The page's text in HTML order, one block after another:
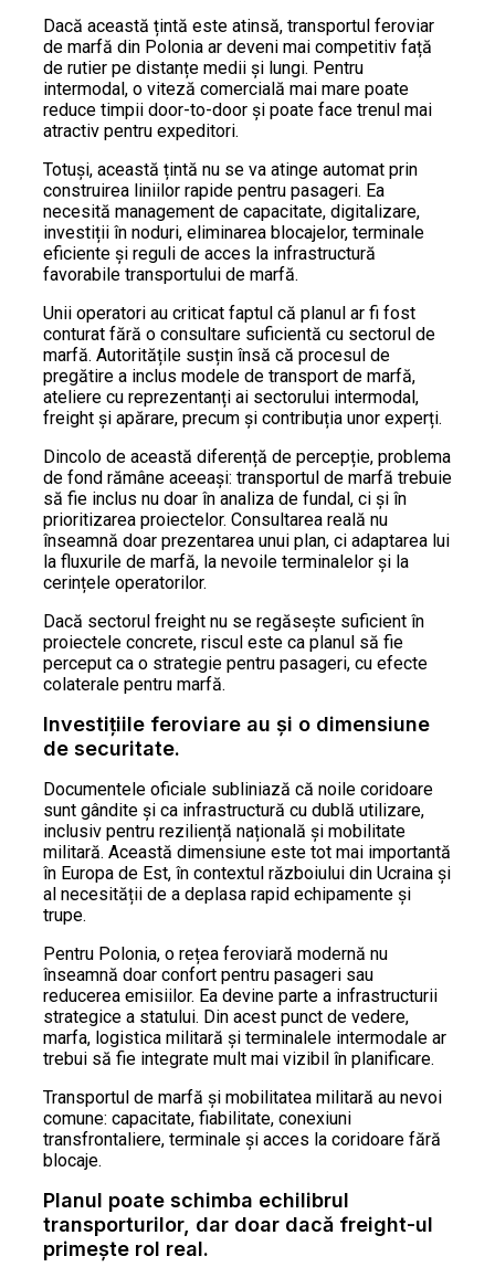
Dacă această țintă este atinsă, transportul feroviar
de marfă din Polonia ar deveni mai competitiv față
de rutier pe distanțe medii și lungi. Pentru
intermodal, o viteză comercială mai mare poate
reduce timpii door-to-door și poate face trenul mai
atractiv pentru expeditori.
Totuși, această țintă nu se va atinge automat prin
construirea liniilor rapide pentru pasageri. Ea
necesită management de capacitate, digitalizare,
investiții în noduri, eliminarea blocajelor, terminale
eficiente și reguli de acces la infrastructură
favorabile transportului de marfă.
Unii operatori au criticat faptul că planul ar fi fost
conturat fără o consultare suficientă cu sectorul de
marfă. Autoritățile susțin însă că procesul de
pregătire a inclus modele de transport de marfă,
ateliere cu reprezentanți ai sectorului intermodal,
freight și apărare, precum și contribuția unor experți.
Dincolo de această diferență de percepție, problema
de fond rămâne aceeași: transportul de marfă trebuie
să fie inclus nu doar în analiza de fundal, ci și în
prioritizarea proiectelor. Consultarea reală nu
înseamnă doar prezentarea unui plan, ci adaptarea lui
la fluxurile de marfă, la nevoile terminalelor și la
cerințele operatorilor.
Dacă sectorul freight nu se regăsește suficient în
proiectele concrete, riscul este ca planul să fie
perceput ca o strategie pentru pasageri, cu efecte
colaterale pentru marfă.
Investițiile feroviare au și o dimensiune
de securitate.
Documentele oficiale subliniază că noile coridoare
sunt gândite și ca infrastructură cu dublă utilizare,
inclusiv pentru reziliență națională și mobilitate
militară. Această dimensiune este tot mai importantă
în Europa de Est, în contextul războiului din Ucraina și
al necesității de a deplasa rapid echipamente și
trupe.
Pentru Polonia, o rețea feroviară modernă nu
înseamnă doar confort pentru pasageri sau
reducerea emisiilor. Ea devine parte a infrastructurii
strategice a statului. Din acest punct de vedere,
marfa, logistica militară și terminalele intermodale ar
trebui să fie integrate mult mai vizibil în planificare.
Transportul de marfă și mobilitatea militară au nevoi
comune: capacitate, fiabilitate, conexiuni
transfrontaliere, terminale și acces la coridoare fără
blocaje.
Planul poate schimba echilibrul
transporturilor, dar doar dacă freight-ul
primește rol real.